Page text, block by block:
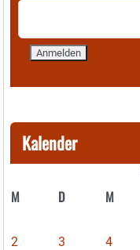
Kalender
M D M
2
3 4